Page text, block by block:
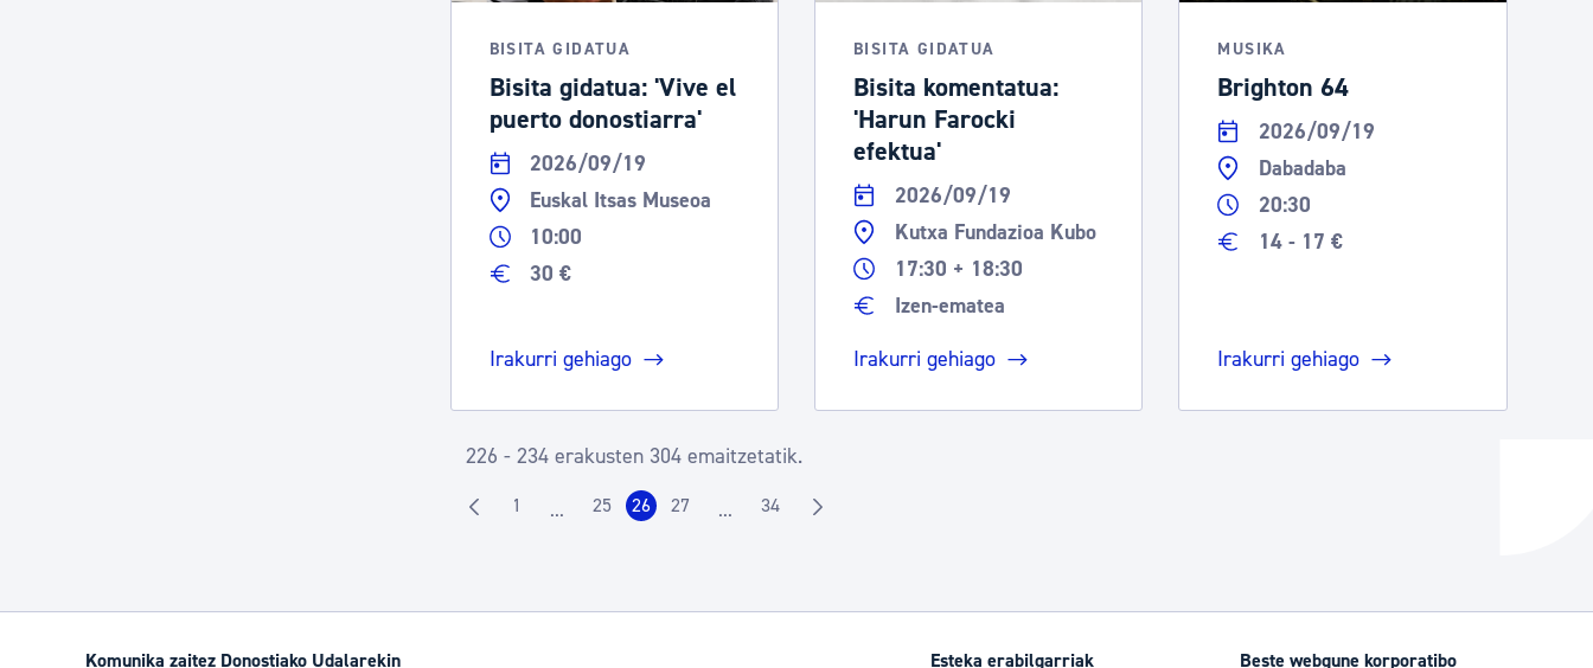
BISITA GIDATUA
Bisita gidatua: 'Vive el
puerto donostiarra'
2026/09/19
Euskal Itsas Museoa
10:00
30 €
Irakurri gehiago
BISITA GIDATUA
Bisita komentatua:
'Harun Farocki
efektua'
2026/09/19
Kutxa Fundazioa Kubo
17:30 + 18:30
Izen-ematea
Irakurri gehiago
MUSIKA
Brighton 64
2026/09/19
Dabadaba
20:30
14 - 17 €
Irakurri gehiago
226 - 234 erakusten 304 emaitzetatik.
Orrialdea
1 ...Intermediate Pages Use TAB to navigate.
Orrialdea
25 Orrialdea
26 Orrialdea
27 ...Intermediate Pages Use TAB to navigate.
Orrialdea
34
Komunika zaitez Donostiako Udalarekin Esteka erabilgarriak Beste webgune korporatibo